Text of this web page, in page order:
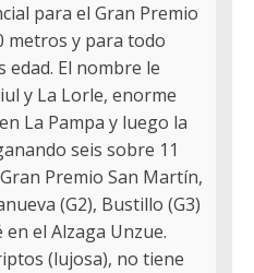
para el Gran Premio
metros y para todo
edad. El nombre le
y La Lorle, enorme
La Pampa y luego la
seis sobre 11
Premio San Martín,
(G2), Bustillo (G3)
en el Alzaga Unzue.
(lujosa), no tiene